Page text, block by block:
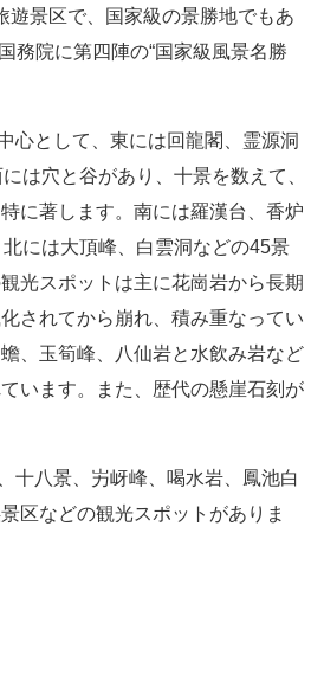
景区で、国家級の景勝地でもあ
務院に第四陣の“国家級風景名勝
心として、東には回龍閣、霊源洞
は穴と谷があり、十景を数えて、
に著します。南には羅漢台、香炉
には大頂峰、白雲洞などの45景
光スポットは主に花崗岩から長期
されてから崩れ、積み重なってい
、玉筍峰、八仙岩と水飲み岩など
います。また、歴代の懸崖石刻が
十八景、屴岈峰、喝水岩、鳳池白
区などの観光スポットがありま